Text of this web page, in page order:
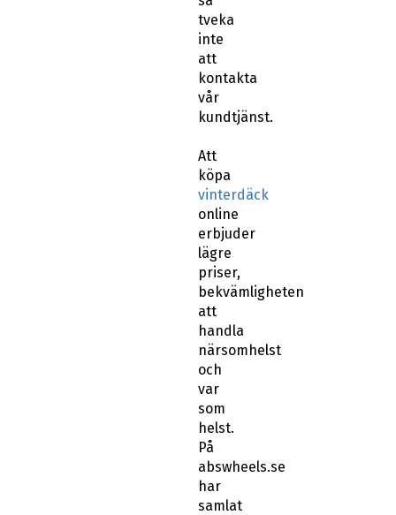
tveka
inte
att
kontakta
vår
kundtjänst.
Att
köpa
vinterdäck
online
erbjuder
lägre
priser,
bekvämligheten
att
handla
närsomhelst
och
var
som
helst.
På
abswheels.se
har
samlat